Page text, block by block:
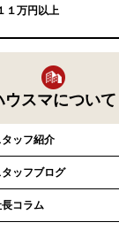
１万円以上
ウスマについて
タッフ紹介
タッフブログ
コラム